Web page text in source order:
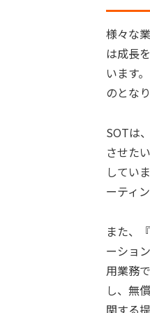
様々な
は成長
います
のとな
SOTは
させた
してい
ーティ
また、
ーショ
用業務
し、無
関する